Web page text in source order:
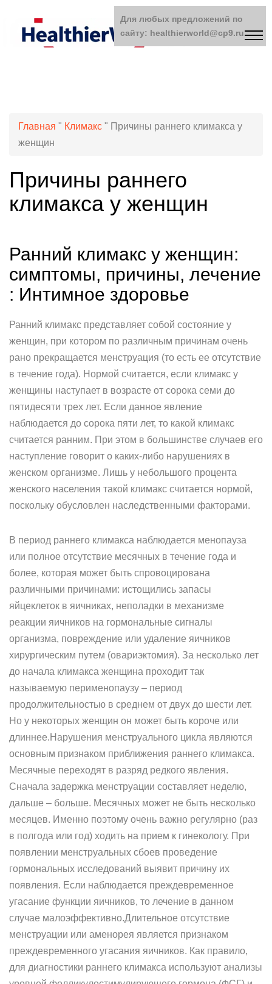
Главная " Климакс " Причины раннего климакса у
женщин
Причины раннего
климакса у женщин
Ранний климакс у женщин:
симптомы, причины, лечение
: Интимное здоровье
Ранний климакс представляет собой состояние у
женщин, при котором по различным причинам очень
рано прекращается менструация (то есть ее отсутствие
в течение года). Нормой считается, если климакс у
женщины наступает в возрасте от сорока семи до
пятидесяти трех лет. Если данное явление
наблюдается до сорока пяти лет, то какой климакс
считается ранним. При этом в большинстве случаев его
наступление говорит о каких-либо нарушениях в
женском организме. Лишь у небольшого процента
женского населения такой климакс считается нормой,
поскольку обусловлен наследственными факторами.
В период раннего климакса наблюдается менопауза
или полное отсутствие месячных в течение года и
более, которая может быть спровоцирована
различными причинами: истощились запасы
яйцеклеток в яичниках, неполадки в механизме
реакции яичников на гормональные сигналы
организма, повреждение или удаление яичников
хирургическим путем (овариэктомия). За несколько лет
до начала климакса женщина проходит так
называемую перименопаузу – период
продолжительностью в среднем от двух до шести лет.
Но у некоторых женщин он может быть короче или
длиннее.Нарушения менструального цикла являются
основным признаком приближения раннего климакса.
Месячные переходят в разряд редкого явления.
Сначала задержка менструации составляет неделю,
дальше – больше. Месячных может не быть несколько
месяцев. Именно поэтому очень важно регулярно (раз
в полгода или год) ходить на прием к гинекологу. При
появлении менструальных сбоев проведение
гормональных исследований выявит причину их
появления. Если наблюдается преждевременное
угасание функции яичников, то лечение в данном
случае малоэффективно.Длительное отсутствие
менструации или аменорея является признаком
преждевременного угасания яичников. Как правило,
для диагностики раннего климакса используют анализы
Для любых предложений по
сайту: healthierworld@cp9.ru